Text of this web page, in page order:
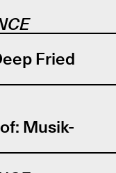
Fried
Musik-